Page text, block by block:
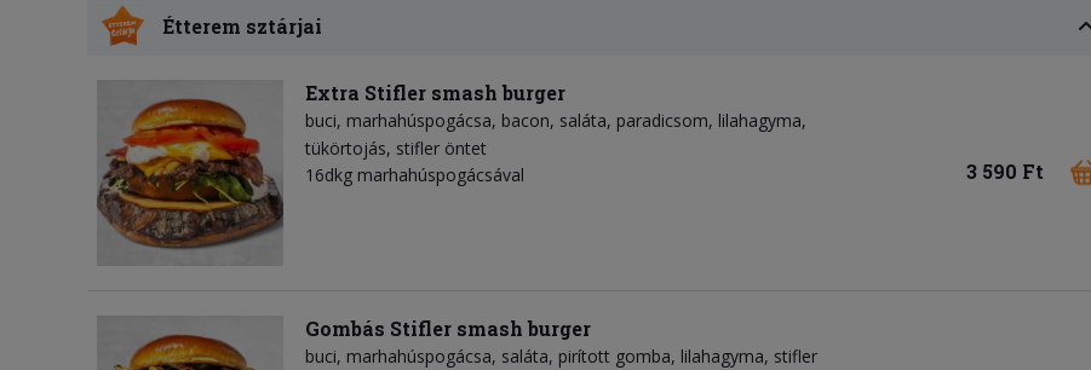
Étterem sztárjai
Extra Stifler smash burger
buci marhahúspogácsa bacon saláta paradicsom lilahagyma
tükörtojás stifler öntet
16dkg marhahúspogácsával
3 590 Ft
Gombás Stifler smash burger
buci marhahúspogácsa saláta pirított gomba lilahagyma stifler